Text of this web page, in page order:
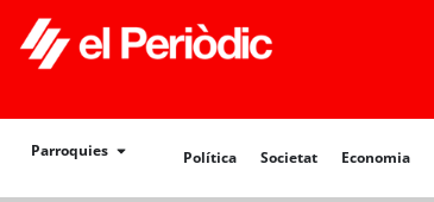
Parroquies Política Societat Economia
Política Societat